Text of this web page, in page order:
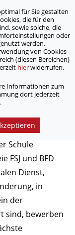
FSJ und BFD
FSJ und
Schule
FSJ und BFD
Dienst,
in
der
sind, bewerben
für Sie gestalten
die für den
sowie solche, die
oder
werden.
von Cookies
(diesen Bereichen)
hierwiderrufen.
Informationen zum
dort jederzeit